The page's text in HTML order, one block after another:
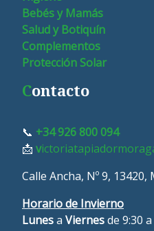
Bebés y Mamás
Salud y Botiquín
Complementos
Protección Solar
Contacto
📞 +34 926 800 094
📩 v
Calle Ancha, Nº 9,
Horario de Invierno
Lunesa Viernesde 9:30